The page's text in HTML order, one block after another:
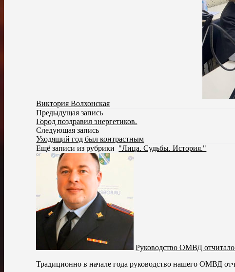
Виктория Волхонская
Предыдущая запись
Город поздравил энергетиков.
Следующая запись
Уходящий год был контрастным
Ещё записи из рубрики "Лица. Судьбы. История."
Руководство ОМВД
Традиционно в начале года руководство нашего ОМВД